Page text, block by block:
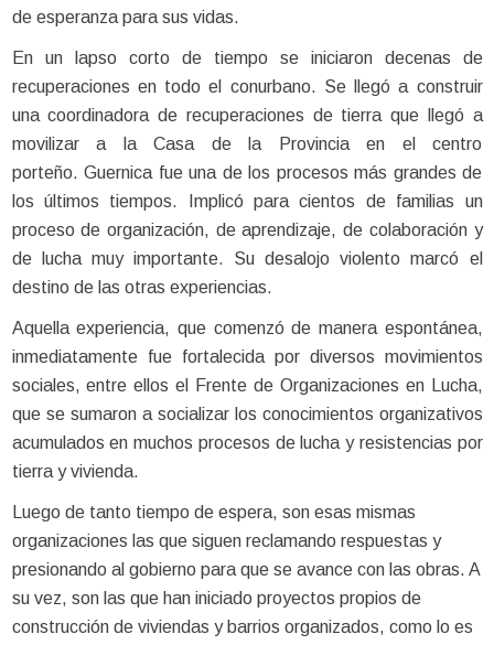
de esperanza para sus vidas.
En un lapso corto de tiempo se iniciaron decenas de
recuperaciones en todo el conurbano. Se llegó a construir
una coordinadora de recuperaciones de tierra que llegó a
movilizar a la Casa de la Provincia en el centro
porteño. Guernica fue una de los procesos más grandes de
los últimos tiempos. Implicó para cientos de familias un
proceso de organización, de aprendizaje, de colaboración y
de lucha muy importante. Su desalojo violento marcó el
destino de las otras experiencias.
Aquella experiencia, que comenzó de manera espontánea,
inmediatamente fue fortalecida por diversos movimientos
sociales, entre ellos el Frente de Organizaciones en Lucha,
que se sumaron a socializar los conocimientos organizativos
acumulados en muchos procesos de lucha y resistencias por
tierra y vivienda.
Luego de tanto tiempo de espera, son esas mismas
organizaciones las que siguen reclamando respuestas y
presionando al gobierno para que se avance con las obras. A
su vez, son las que han iniciado proyectos propios de
construcción de viviendas y barrios organizados, como lo es